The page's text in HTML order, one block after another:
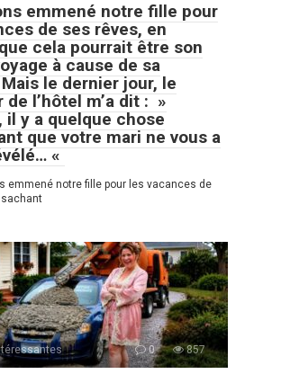
emmené notre fille pour
de ses rêves, en
cela pourrait être son
à cause de sa
le dernier jour, le
l’hôtel m’a dit : »
il y a quelque chose
que votre mari ne vous a
«
emmené notre fille pour les vacances de
0 857